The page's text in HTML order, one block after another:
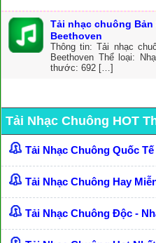
Tải nhạc chuông
Beethoven
Thông tin: Tải nhạc
Beethoven Thể loại:
thước: 692 […]
Tải Nhạc Chuông HOT
Tải Nhạc Chuông Quốc Tế
Tải Nhạc Chuông Hay
Tải Nhạc Chuông Độc -